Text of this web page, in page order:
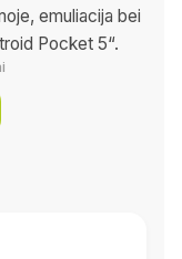
emuliacija bei
Pocket 5“.